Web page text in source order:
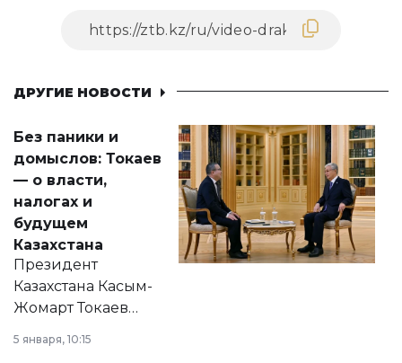
ДРУГИЕ НОВОСТИ
Без паники и
домыслов: Токаев
— о власти,
налогах и
будущем
Казахстана
Президент
Казахстана Касым-
Жомарт Токаев
сразу несколько
5 января, 10:15